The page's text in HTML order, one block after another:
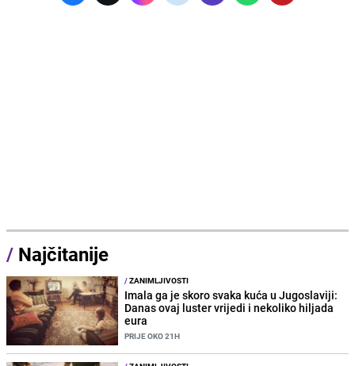
/ Najčitanije
/ZANIMLJIVOSTI
Imala ga je skoro svaka kuća u Jugoslaviji:
Danas ovaj luster vrijedi i nekoliko hiljada
eura
PRIJE OKO 21H